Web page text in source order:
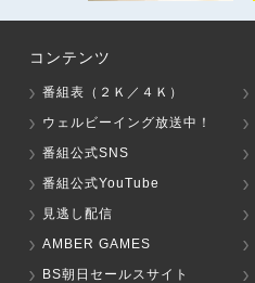
コンテンツ
番組表（２Ｋ／４Ｋ）
ウェルビーイング放送中！
番組公式SNS
番組公式YouTube
見逃し配信
AMBER GAMES
BS朝日セールスサイト